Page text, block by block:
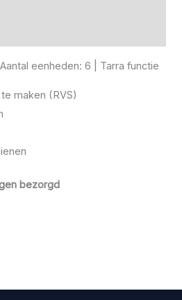
eenheden: 6 | Tarra functie
maken (RVS)
bezorgd